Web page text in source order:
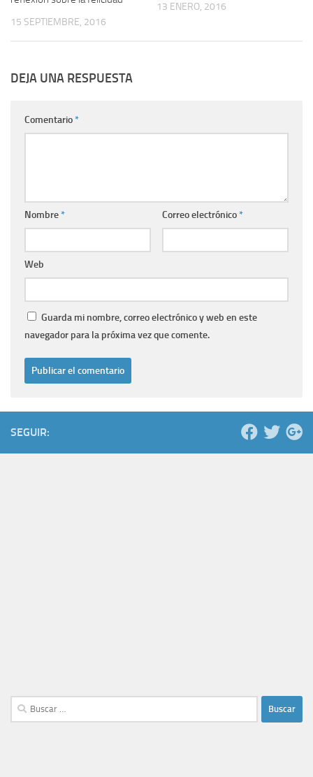
15 SEPTIEMBRE, 2016
13 ENERO, 2016
DEJA UNA RESPUESTA
Comentario*
Nombre* Correo electrónico*
Web
Guarda mi nombre, correo electrónico y web en este
navegador para la próxima vez que comente.
SEGUIR:
Buscar: